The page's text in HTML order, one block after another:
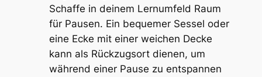
Schaffe in deinem Lernumfeld Raum
für Pausen. Ein bequemer Sessel oder
eine Ecke mit einer weichen Decke
kann als Rückzugsort dienen, um
während einer Pause zu entspannen